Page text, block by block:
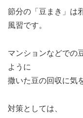
節分の「豆まき」は
風習です。
マンションなどでの
ように
撒いた豆の回収に気
対策としては、